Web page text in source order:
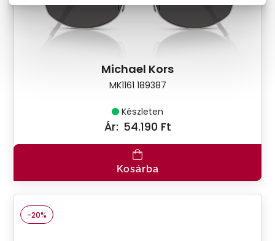
Michael Kors
MK1161 189387
Készleten
Ár: 54.190 Ft
Kosárba
-20%